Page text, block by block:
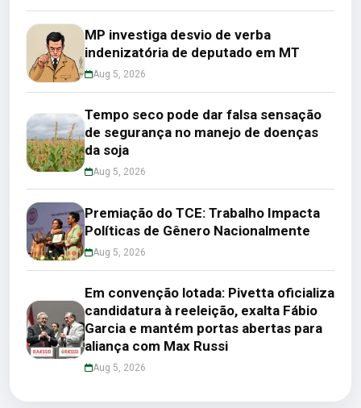
MP investiga desvio de verba
indenizatória de deputado em MT
Aug 5, 2026
Tempo seco pode dar falsa sensação
de segurança no manejo de doenças
da soja
Aug 5, 2026
Premiação do TCE: Trabalho Impacta
Políticas de Gênero Nacionalmente
Aug 5, 2026
Em convenção lotada: Pivetta oficializa
candidatura à reeleição, exalta Fábio
Garcia e mantém portas abertas para
aliança com Max Russi
Aug 5, 2026